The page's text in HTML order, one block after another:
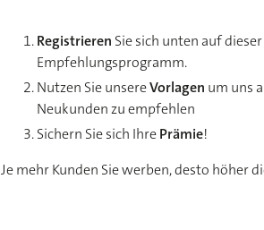
Registrieren Sie sich unten auf
Empfehlungsprogramm.
Nutzen Sie unsereVorlagen um uns
Neukunden zu empfehlen
Sichern Sie sich IhrePrämie!
Je mehr Kunden Sie werben, desto höher